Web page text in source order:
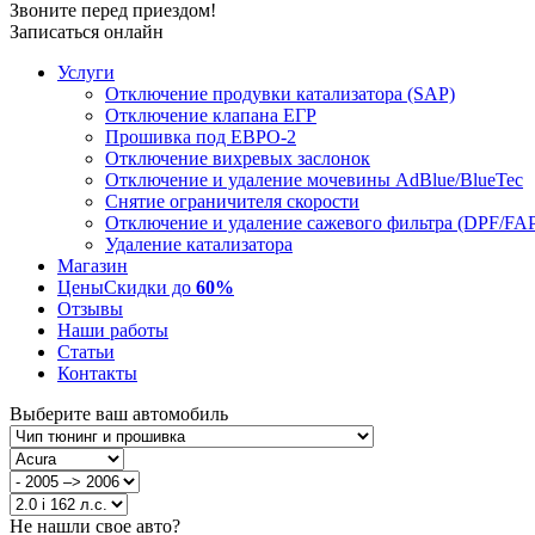
Звоните перед приездом!
Записаться онлайн
Услуги
Отключение продувки катализатора (SAP)
Отключение клапана ЕГР
Прошивка под ЕВРО-2
Отключение вихревых заслонок
Отключение и удаление мочевины AdBlue/BlueTec
Снятие ограничителя скорости
Отключение и удаление сажевого фильтра (DPF/
Удаление катализатора
Магазин
ЦеныСкидки до 60%
Отзывы
Наши работы
Статьи
Контакты
Выберите ваш автомобиль
Не нашли свое авто?